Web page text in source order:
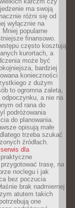
ma swoją
różni się od
wyłącznie na
Mniej popularne
finansowo.
często kosztują
kurortach, a
może być
bardziej
konieczności
z dużym
to ogromna zaleta,
a nie na
od rana do
podróżowania
do planowania.
opisują małe
trzeba szukać
źródłach.
serwis dla
trasę, na
noclegu i jak
bez poczucia
brak nadmiernej
atutem takich
one